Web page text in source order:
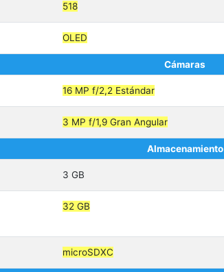
518
OLED
Cámaras
16 MP f/2,2 Estándar
3 MP f/1,9 Gran Angular
Almacenamiento
3 GB
32 GB
microSDXC